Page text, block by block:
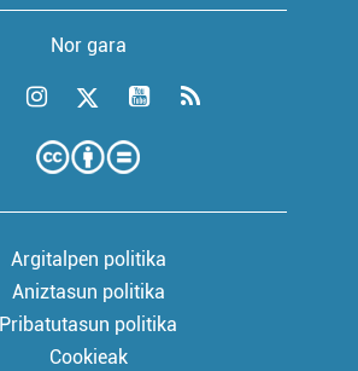
Nor gara
Argitalpen politika
Aniztasun politika
Pribatutasun politika
Cookieak